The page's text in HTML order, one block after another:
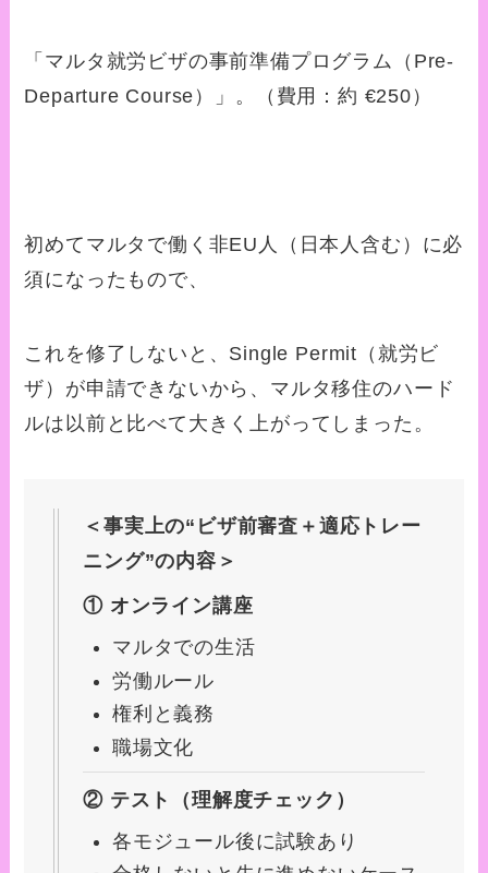
「マルタ就労ビザの事前準備プログラム（Pre-
Departure Course）」。（費用：約 €250）
初めてマルタで働く非EU人（日本人含む）に必
須になったもので、
これを修了しないと、Single Permit（就労ビ
ザ）が申請できないから、マルタ移住のハード
ルは以前と比べて大きく上がってしまった。
＜事実上の“ビザ前審査＋適応トレー
ニング”の内容＞
① オンライン講座
マルタでの生活
労働ルール
権利と義務
職場文化
② テスト（理解度チェック）
各モジュール後に試験あり